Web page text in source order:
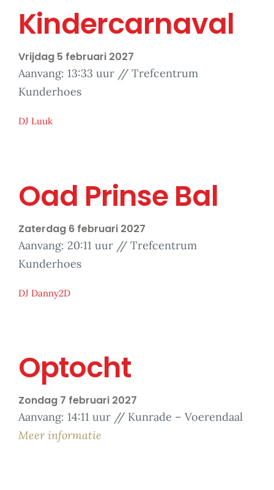
Kindercarnaval
Vrijdag 5 februari 2027
Aanvang: 13:33 uur // Trefcentrum
Kunderhoes
DJ Luuk
Oad Prinse Bal
Zaterdag 6 februari 2027
Aanvang: 20:11 uur // Trefcentrum
Kunderhoes
DJ Danny2D
Optocht
Zondag 7 februari 2027
Aanvang: 14:11 uur // Kunrade – Voerendaal
Meer informatie